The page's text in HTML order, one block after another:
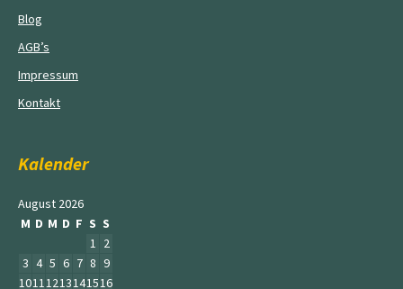
Blog
AGB’s
Impressum
Kontakt
Kalender
August 2026
M D M D F S S
1 2
3 4 5 6 7 8 9
10111213141516